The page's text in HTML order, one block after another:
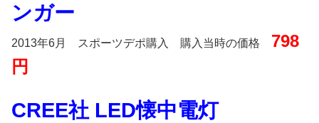
ンガー
2013年6月 スポーツデポ購入 購入当時の価格 798
円
CREE社 LED懐中電灯